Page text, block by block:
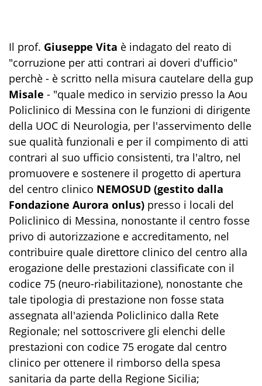
Il prof. Giuseppe Vita è indagato del reato di
"corruzione per atti contrari ai doveri d'ufficio"
perchè - è scritto nella misura cautelare della gup
Misale - "quale medico in servizio presso la Aou
Policlinico di Messina con le funzioni di dirigente
della UOC di Neurologia, per l'asservimento delle
sue qualità funzionali e per il compimento di atti
contrari al suo ufficio consistenti, tra l'altro, nel
promuovere e sostenere il progetto di apertura
del centro clinico NEMOSUD (gestito dalla
Fondazione Aurora onlus) presso i locali del
Policlinico di Messina, nonostante il centro fosse
privo di autorizzazione e accreditamento, nel
contribuire quale direttore clinico del centro alla
erogazione delle prestazioni classificate con il
codice 75 (neuro-riabilitazione), nonostante che
tale tipologia di prestazione non fosse stata
assegnata all'azienda Policlinico dalla Rete
Regionale; nel sottoscrivere gli elenchi delle
prestazioni con codice 75 erogate dal centro
clinico per ottenere il rimborso della spesa
sanitaria da parte della Regione Sicilia;